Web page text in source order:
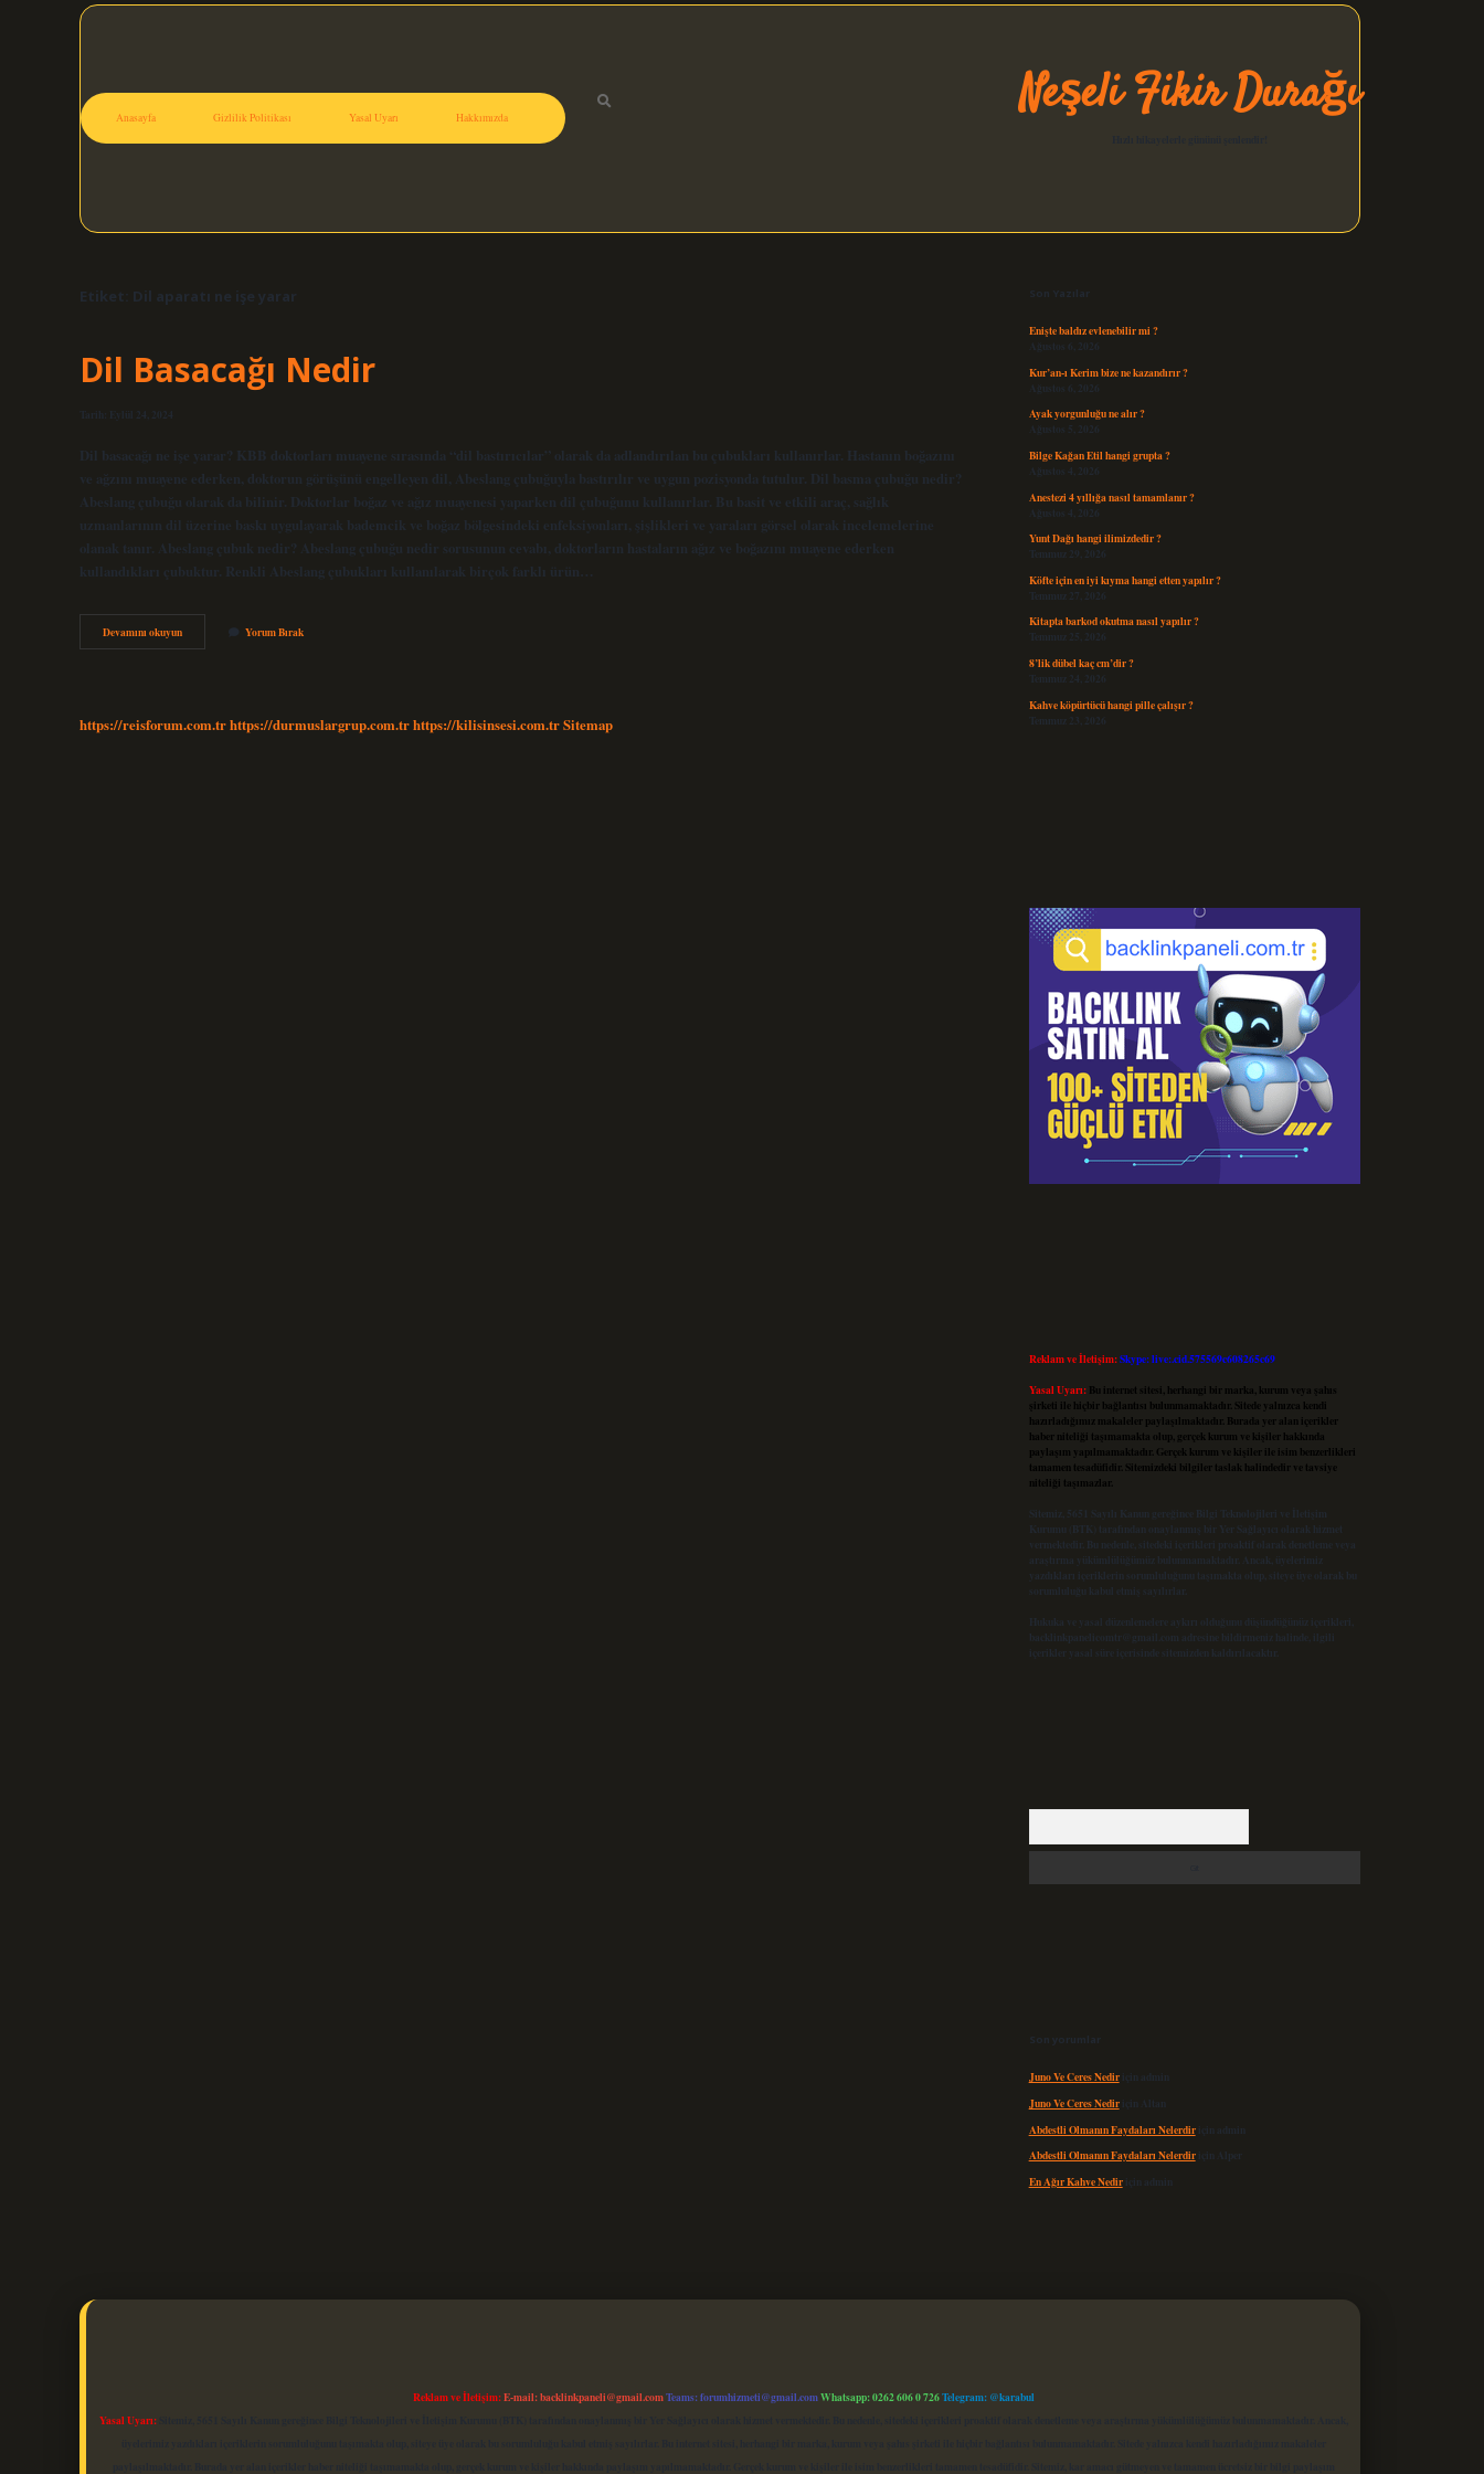
Anasayfa Gizlilik Politikası Yasal Uyarı Hakkımızda Neşeli Fikir Durağı
Etiket: Dil aparatı ne işe yarar
Dil Basacağı Nedir
Tarih: Eylül 24, 2024
Dil basacağı ne işe yarar? KBB doktorları muayene sırasında “dil bastırıcılar” olarak da adlandırılan bu çubukları kullanırlar. Hastanın boğazını
ve ağzını muayene ederken, doktorun görüşünü engelleyen dil, Abeslang çubuğuyla bastırılır ve uygun pozisyonda tutulur. Dil basma çubuğu nedir?
Abeslang çubuğu olarak da bilinir. Doktorlar boğaz ve ağız muayenesi yaparken dil çubuğunu kullanırlar. Bu basit ve etkili araç, sağlık
uzmanlarının dil üzerine baskı uygulayarak bademcik ve boğaz bölgesindeki enfeksiyonları, şişlikleri ve yaraları görsel olarak incelemelerine
olanak tanır. Abeslang çubuk nedir? Abeslang çubuğu nedir sorusunun cevabı, doktorların hastaların ağız ve boğazını muayene ederken
kullandıkları çubuktur. Renkli Abeslang çubukları kullanılarak birçok farklı ürün…
Devamını okuyunDil
Basacağı
Yorum Bırak
https://reisforum.com.trhttps://durmuslargrup.com.trhttps://kilisinsesi.com.trSitemap
Son Yazılar
Enişte baldız evlenebilir mi ?
Ağustos 6, 2026
Kur’an-ı Kerim bize ne kazandırır ?
Ağustos 6, 2026
Ayak yorgunluğu ne alır ?
Ağustos 5, 2026
Bilge Kağan Etil hangi grupta ?
Ağustos 4, 2026
Anestezi 4 yıllığa nasıl tamamlanır ?
Ağustos 4, 2026
Yunt Dağı hangi ilimizdedir ?
Temmuz 29, 2026
Köfte için en iyi kıyma hangi etten yapılır ?
Temmuz 27, 2026
Kitapta barkod okutma nasıl yapılır ?
Temmuz 25, 2026
8’lik dübel kaç cm’dir ?
Temmuz 24, 2026
Kahve köpürtücü hangi pille çalışır ?
Temmuz 23, 2026
Reklam ve İletişim:Skype: live:.cid.575569c608265c69
Yasal Uyarı: Bu internet sitesi, herhangi bir marka, kurum veya şahıs
şirketi ile hiçbir bağlantısı bulunmamaktadır. Sitede yalnızca kendi
hazırladığımız makaleler paylaşılmaktadır. Burada yer alan içerikler
haber niteliği taşımamakta olup, gerçek kurum ve kişiler hakkında
paylaşım yapılmamaktadır. Gerçek kurum ve kişiler ile isim benzerlikleri
tamamen tesadüfidir. Sitemizdeki bilgiler taslak halindedir ve tavsiye
niteliği taşımazlar.
Sitemiz, 5651 Sayılı Kanun gereğince Bilgi Teknolojileri ve İletişim
Kurumu (BTK) tarafından onaylanmış bir Yer Sağlayıcı olarak hizmet
vermektedir. Bu nedenle, sitedeki içerikleri proaktif olarak denetleme veya
araştırma yükümlülüğümüz bulunmamaktadır. Ancak, üyelerimiz
yazdıkları içeriklerin sorumluluğunu taşımakta olup, siteye üye olarak bu
sorumluluğu kabul etmiş sayılırlar.
Hukuka ve yasal düzenlemelere aykırı olduğunu düşündüğünüz içerikleri,
backlinkpanelicomtr@gmail.com adresine bildirmeniz halinde, ilgili
içerikler yasal süre içerisinde sitemizden kaldırılacaktır.
Son yorumlar
Juno Ve Ceres Nediriçin admin
Juno Ve Ceres Nediriçin Altan
Abdestli Olmanın Faydaları Nelerdiriçin admin
Abdestli Olmanın Faydaları Nelerdiriçin Alper
En Ağır Kahve Nediriçin admin
Reklam ve İletişim:E-mail:backlinkpaneli@gmail.comTeams:forumhizmeti@gmail.comWhatsapp: 0262 606 0 726Telegram: @karabul
Yasal Uyarı:Sitemiz, 5651 Sayılı Kanun gereğince Bilgi Teknolojileri ve İletişim Kurumu (BTK) tarafından onaylanmış bir Yer Sağlayıcı olarak hizmet vermektedir. Bu nedenle, sitedeki içerikleri proaktif olarak denetleme veya araştırma yükümlülüğümüz bulunmamaktadır. Ancak,